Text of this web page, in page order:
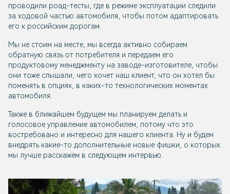
проводили роад-тесты, где в режиме эксплуатации следили
за ходовой частью автомобиля, чтобы потом адаптировать
его к российским дорогам.
Мы не стоим на месте, мы всегда активно собираем
обратную связь от потребителя и передаем его
продуктовому менеджменту на заводе-изготовителе, чтобы
они тоже слышали, чего хочет наш клиент, что он хотел бы
поменять в опциях, в каких-то технологических моментах
автомобиля.
Также в ближайшем будущем мы планируем делать и
голосовое управление автомобилем, потому что это
востребовано и интересно для нашего клиента. Ну и будем
внедрять какие-то дополнительные новые фишки, о которых
мы лучше расскажем в следующем интервью.